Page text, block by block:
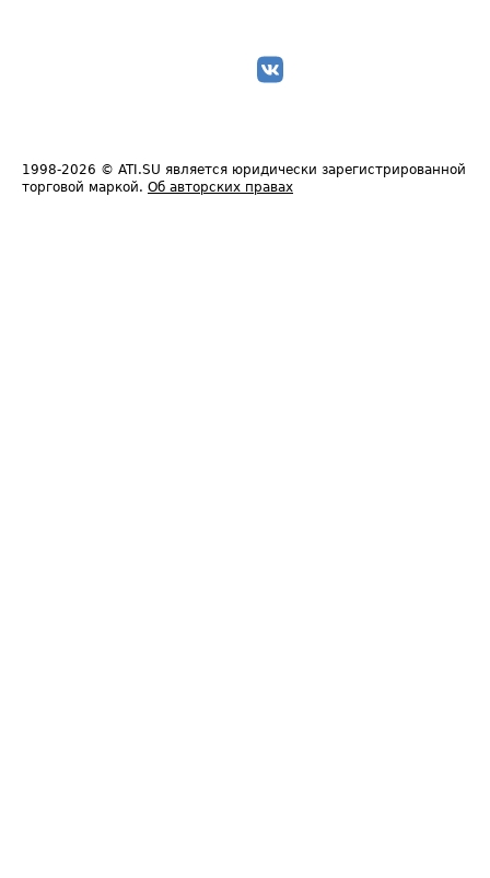
1998-2026 © ATI.SU является юридически зарегистрированной
торговой маркой. Об авторских правах